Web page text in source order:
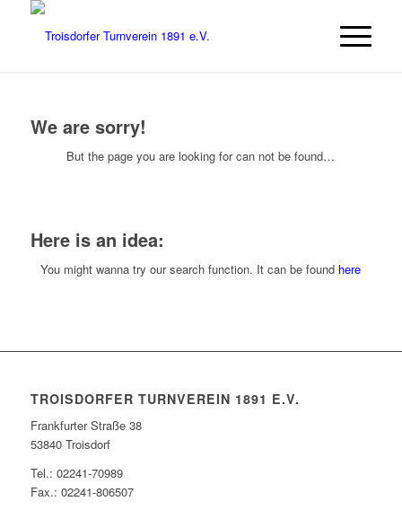
We are sorry!
But the page you are looking for can not be found…
Here is an idea:
You might wanna try our search function. It can be found here
TROISDORFER TURNVEREIN 1891 E.V.
Frankfurter Straße 38
53840 Troisdorf
Tel.: 02241-70989
Fax.: 02241-806507